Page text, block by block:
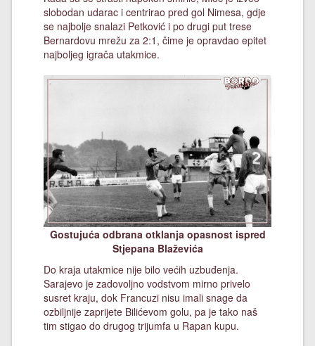
slobodan udarac i centrirao pred gol Nimesa, gdje
se najbolje snalazi Petković i po drugi put trese
Bernardovu mrežu za 2:1, čime je opravdao epitet
najboljeg igrača utakmice.
Gostujuća odbrana otklanja opasnost ispred
Stjepana Blaževića
Do kraja utakmice nije bilo većih uzbuđenja.
Sarajevo je zadovoljno vodstvom mirno privelo
susret kraju, dok Francuzi nisu imali snage da
ozbiljnije zaprijete Bilićevom golu, pa je tako naš
tim stigao do drugog trijumfa u Rapan kupu.